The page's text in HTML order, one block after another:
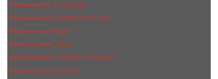
Парфюмерия Jо Malоnе
Парфюмерия Juliette Has A Gun
Парфюмерия Kajal
Парфюмерия_КiIiаn
Парфюмерия L'Artisan Parfumeur
Парфюмерия Le Labo